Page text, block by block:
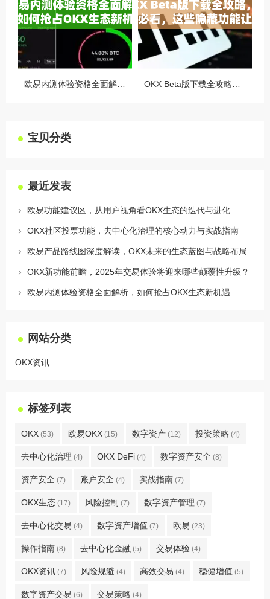
宝贝分类
最近发表
欧易功能建议区，从用户视角看OKX生态的迭代与进化
OKX社区投票功能，去中心化治理的核心动力与实战指南
欧易产品路线图深度解读，OKX未来的生态蓝图与战略布局
OKX新功能前瞻，2025年交易体验将迎来哪些颠覆性升级？
欧易内测体验资格全面解析，如何抢占OKX生态新机遇
网站分类
OKX资讯
标签列表
OKX (53) 欧易OKX (15) 数字资产 (12) 投资策略 (4)
去中心化治理 (4) OKX DeFi (4) 数字资产安全 (8)
资产安全 (7) 账户安全 (4) 实战指南 (7)
OKX生态 (17) 风险控制 (7) 数字资产管理 (7)
去中心化交易 (4) 数字资产增值 (7) 欧易 (23)
操作指南 (8) 去中心化金融 (5) 交易体验 (4)
OKX资讯 (7) 风险规避 (4) 高效交易 (4) 稳健增值 (5)
数字资产交易 (6) 交易策略 (4)